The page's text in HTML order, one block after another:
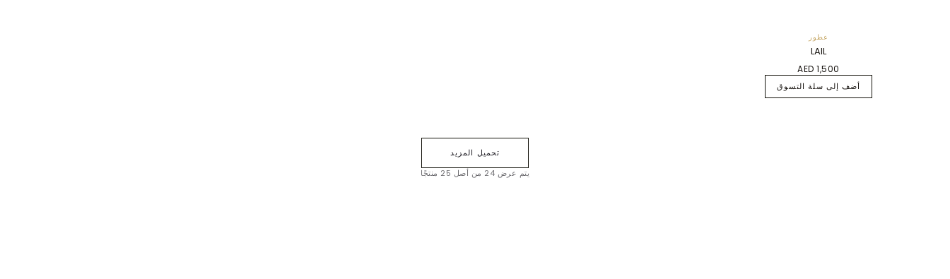
عطور
LAIL
AED 1,500
أضف إلى سلة التسوق
تحميل المزيد
يتم عرض 24 من أصل 25 منتجًا